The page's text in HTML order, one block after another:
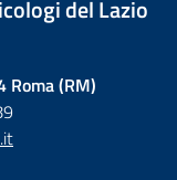
del Lazio
(RM)